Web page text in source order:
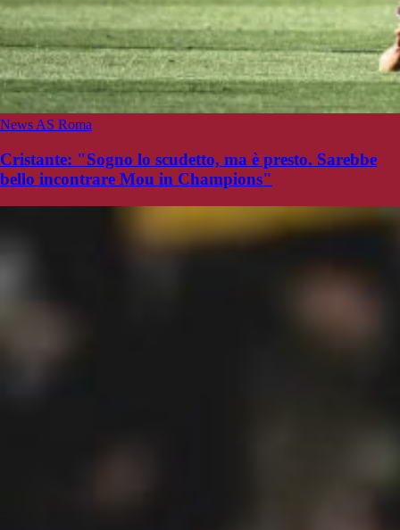
News AS Roma
Cristante: "Sogno lo scudetto, ma è presto. Sarebbe
bello incontrare Mou in Champions"